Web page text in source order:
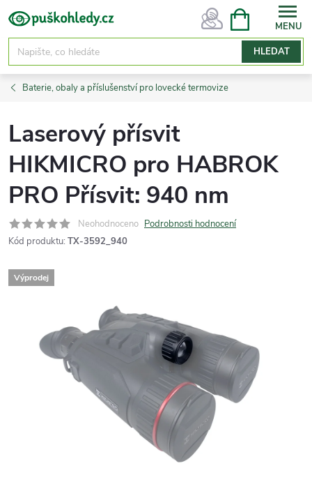
Přejít
na
obsah
HLEDAT
NÁKUPNÍ
Baterie, obaly a příslušenství pro lovecké termovize
Laserový přísvit
HIKMICRO pro HABROK
PRO Přísvit: 940 nm
Neohodnoceno Podrobnosti hodnocení
Kód produktu: TX-3592_940
Výprodej